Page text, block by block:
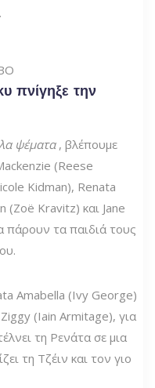
πνίγηξε την
ψέματα, βλέπουμε
(Reese
Kidman), Renata
(Zoë Kravitz) και Jane
πάρουν τα παιδιά τους
Amabella (Ivy George)
(Iain Armitage), για
τη Ρενάτα σε μια
τη Τζέιν και τον γιο